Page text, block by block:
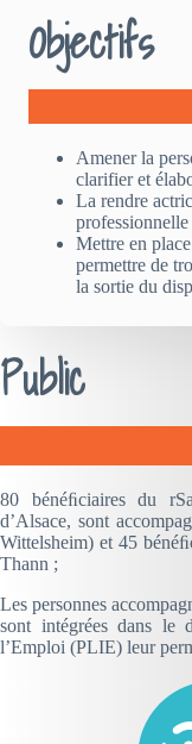
Objectifs
Amener la
clarifier et
La rendre
Mettre en
permettre de
la sortie du
Public
80 bénéﬁciaires du
d’Alsace, sont
Wittelsheim) et 45
Thann ;
Les personnes
sont intégrées dans le
l’Emploi (PLIE) leur